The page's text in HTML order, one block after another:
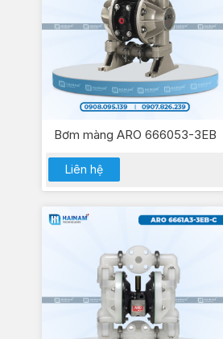
Bơm màng ARO 666053-3EB
Liên hệ